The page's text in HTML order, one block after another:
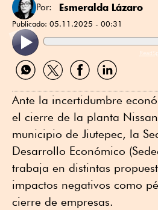
Por: Esmeralda Lázaro
Publicado: 05.11.2025 - 00:31
Compartir
por
Compartir
por
Compartir
por
Compartir
por
Ante la incertidumbre
el cierre de la planta
municipio de Jiutepec, la
Desarrollo Económico
trabaja en distintas
impactos negativos como
cierre de empresas.